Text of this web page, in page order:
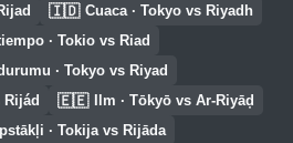
🇮🇩 Cuaca · Tokyo vs Riyadh
· Tokio vs Riad
· Tokyo vs Riyad
Rijád 🇪🇪 Ilm · Tōkyō vs Ar-Riyāḑ
· Tokija vs Rijāda